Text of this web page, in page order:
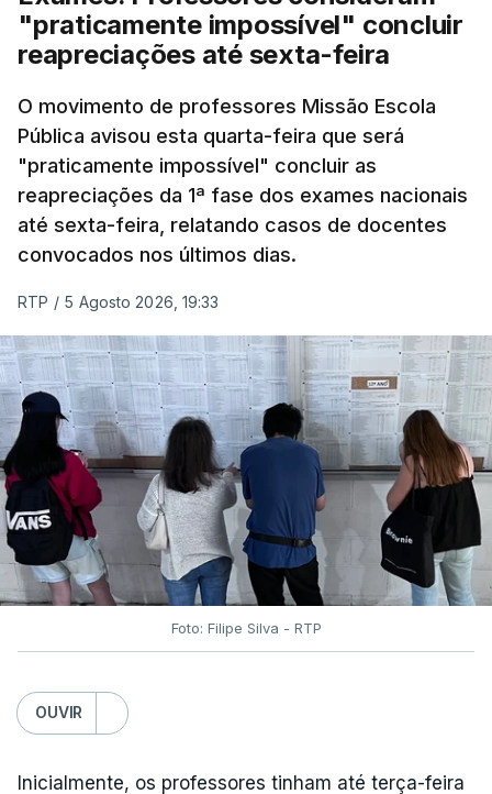
"praticamente impossível" concluir
reapreciações até sexta-feira
O movimento de professores Missão Escola
Pública avisou esta quarta-feira que será
"praticamente impossível" concluir as
reapreciações da 1ª fase dos exames nacionais
até sexta-feira, relatando casos de docentes
convocados nos últimos dias.
RTP / 5 Agosto 2026, 19:33
Foto: Filipe Silva - RTP
OUVIR
Inicialmente, os professores tinham até terça-feira